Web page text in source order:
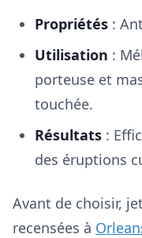
Propriétés :
Utilisation :
porteuse et
touchée.
Résultats :
des éruptions
Avant de choisir,
recensées à